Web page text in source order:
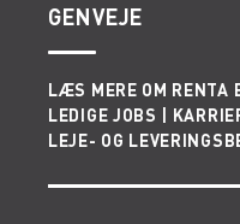
GENVEJE
LÆS MERE OM RENTA
LEDIGE JOBS |
LEJE- OG